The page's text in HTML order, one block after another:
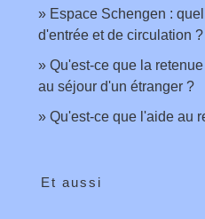
Espace Schengen :
d'entrée et de circulation ?
Qu'est-ce que la
au séjour d'un étranger ?
Qu'est-ce que l'aide au
Et aussi